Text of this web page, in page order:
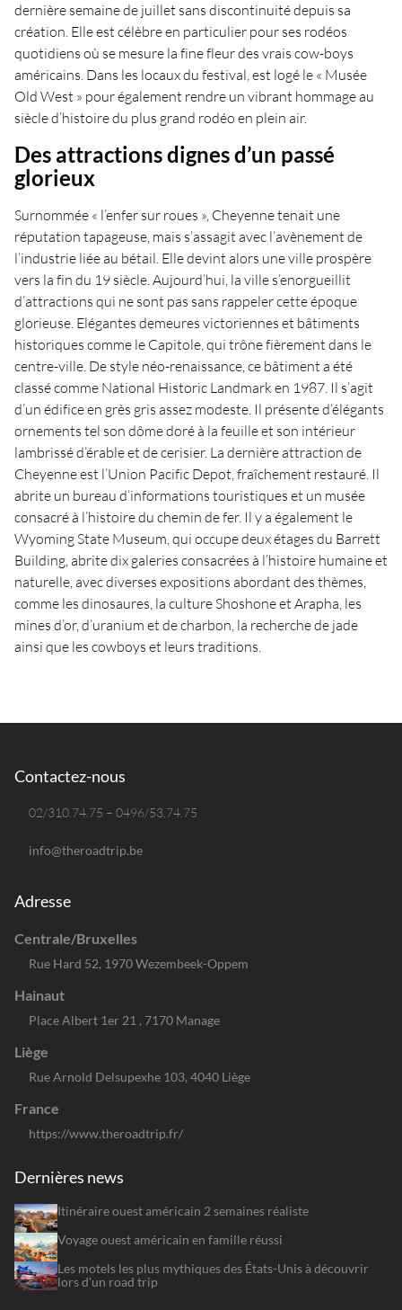
dernière semaine de juillet sans discontinuité depuis sa
création. Elle est célèbre en particulier pour ses rodéos
quotidiens où se mesure la fine fleur des vrais cow-boys
américains. Dans les locaux du festival, est logé le « Musée
Old West » pour également rendre un vibrant hommage au
siècle d’histoire du plus grand rodéo en plein air.
Des attractions dignes d’un passé
glorieux
Surnommée « l’enfer sur roues », Cheyenne tenait une
réputation tapageuse, mais s’assagit avec l’avènement de
l’industrie liée au bétail. Elle devint alors une ville prospère
vers la fin du 19 siècle. Aujourd’hui, la ville s’enorgueillit
d’attractions qui ne sont pas sans rappeler cette époque
glorieuse. Elégantes demeures victoriennes et bâtiments
historiques comme le Capitole, qui trône fièrement dans le
centre-ville. De style néo-renaissance, ce bâtiment a été
classé comme National Historic Landmark en 1987. Il s’agit
d’un édifice en grès gris assez modeste. Il présente d’élégants
ornements tel son dôme doré à la feuille et son intérieur
lambrissé d’érable et de cerisier. La dernière attraction de
Cheyenne est l’Union Pacific Depot, fraîchement restauré. Il
abrite un bureau d’informations touristiques et un musée
consacré à l’histoire du chemin de fer. Il y a également le
Wyoming State Museum, qui occupe deux étages du Barrett
Building, abrite dix galeries consacrées à l’histoire humaine et
naturelle, avec diverses expositions abordant des thèmes,
comme les dinosaures, la culture Shoshone et Arapha, les
mines d’or, d’uranium et de charbon, la recherche de jade
ainsi que les cowboys et leurs traditions.
Contactez-nous
02/310.74.75 – 0496/53.74.75
info@theroadtrip.be
Adresse
Centrale/Bruxelles
Rue Hard 52, 1970 Wezembeek-Oppem
Hainaut
Place Albert 1er 21 , 7170 Manage
Liège
Rue Arnold Delsupexhe 103, 4040 Liège
France
https://www.theroadtrip.fr/
Dernières news
Itinéraire ouest américain 2 semaines réaliste
Voyage ouest américain en famille réussi
Les motels les plus mythiques des États-Unis à découvrir
lors d'un road trip